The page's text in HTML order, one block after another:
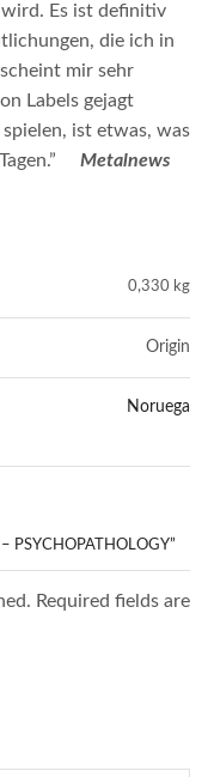
Es ist definitiv
die ich in
mir sehr
Labels gejagt
ist etwas, was
Metalnews
0,330 kg
Origin
Noruega
PSYCHOPATHOLOGY”
Required fields are